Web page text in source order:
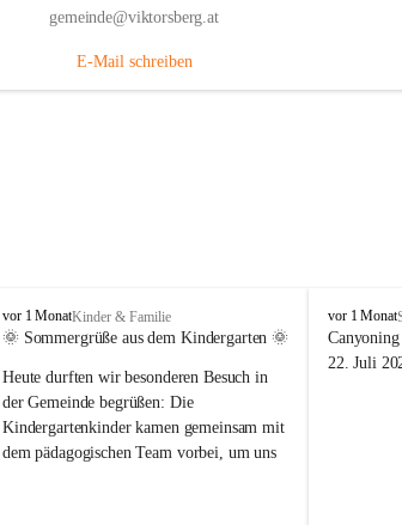
gemeinde@viktorsberg.at
E-Mail schreiben
V
i
t
o
r
s
vor 1 MonatKinder & Familie
🌞 Sommergrüße aus dem Kindergarten 🌞
Heute durften wir besonderen Besuch in
der Gemeinde begrüßen: Die
Kindergartenkinder kamen gemeinsam mit
dem pädagogischen Team vorbei, um uns
V
i
k
vor 1 Monat
22. Juli